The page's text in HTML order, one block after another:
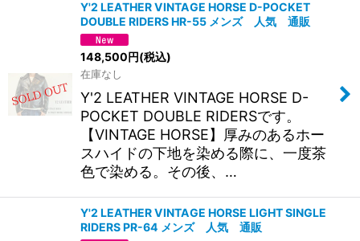
Y'2 LEATHER VINTAGE HORSE D-POCKET
DOUBLE RIDERS HR-55 メンズ 人気 通販
148,500円(税込)
在庫なし
Y'2 LEATHER VINTAGE HORSE D-
POCKET DOUBLE RIDERSです。
【VINTAGE HORSE】厚みのあるホー
スハイドの下地を染める際に、一度茶
色で染める。その後、…
Y'2 LEATHER VINTAGE HORSE LIGHT SINGLE
RIDERS PR-64 メンズ 人気 通販